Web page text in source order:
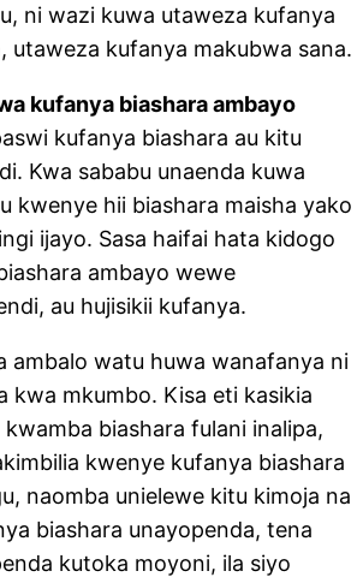
ni wazi kuwa utaweza kufanya
utaweza kufanya makubwa sana.
kufanya biashara ambayo
kufanya biashara au kitu
Kwa sababu unaenda kuwa
kwenye hii biashara maisha yako
ijayo. Sasa haifai hata kidogo
ambayo wewe
au hujisikii kufanya.
ambalo watu huwa wanafanya ni
kwa mkumbo. Kisa eti kasikia
biashara fulani inalipa,
kwenye kufanya biashara
naomba unielewe kitu kimoja na
biashara unayopenda, tena
kutoka moyoni, ila siyo